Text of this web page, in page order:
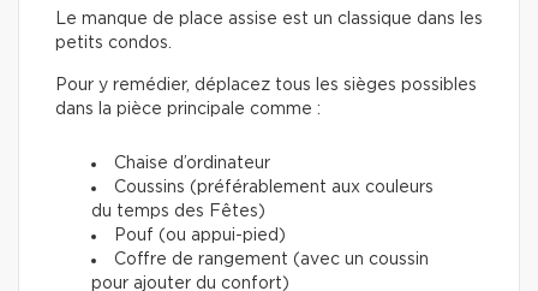
Le manque de place assise est un classique dans les
petits condos.
Pour y remédier, déplacez tous les sièges possibles
dans la pièce principale comme :
Chaise d’ordinateur
Coussins (préférablement aux couleurs
du temps des Fêtes)
Pouf (ou appui-pied)
Coffre de rangement (avec un coussin
pour ajouter du confort)